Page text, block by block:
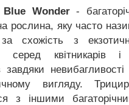
Blue Wonder-
рослина, яку часто
схожість з
серед квітникарів
завдяки
вигляду.
з іншими